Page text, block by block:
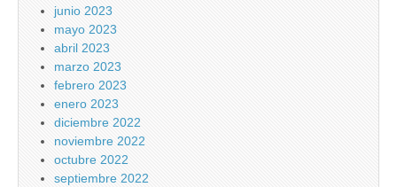
junio 2023
mayo 2023
abril 2023
marzo 2023
febrero 2023
enero 2023
diciembre 2022
noviembre 2022
octubre 2022
septiembre 2022